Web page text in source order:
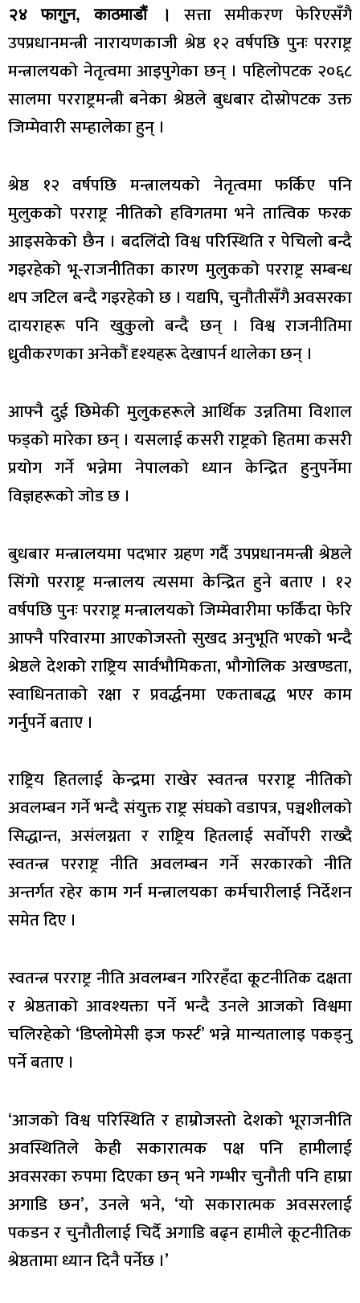
२४ फागुन, काठमाडौं ।
सत्ता समीकरण फेरिएसँगै
उपप्रधानमन्त्री नारायणकाजी श्रेष्ठ १२ वर्षपछि पुनः परराष्ट्र
मन्त्रालयको नेतृत्वमा आइपुगेका छन् । पहिलोपटक २०६८
सालमा परराष्ट्रमन्त्री बनेका श्रेष्ठले बुधबार दोस्रोपटक उक्त
जिम्मेवारी सम्हालेका हुन् ।
श्रेष्ठ १२ वर्षपछि मन्त्रालयको नेतृत्वमा फर्किए पनि
मुलुकको परराष्ट्र नीतिको हविगतमा भने तात्विक फरक
आइसकेको छैन । बदलिंदो विश्व परिस्थिति र पेचिलो बन्दै
गइरहेको भू-राजनीतिका कारण मुलुकको परराष्ट्र सम्बन्ध
थप जटिल बन्दै गइरहेको छ । यद्यपि, चुनौतीसँगै अवसरका
दायराहरू पनि खुकुलो बन्दै छन् । विश्व राजनीतिमा
ध्रुवीकरणका अनेकौं दृश्यहरू देखापर्न थालेका छन् ।
आफ्नै दुई छिमेकी मुलुकहरूले आर्थिक उन्नतिमा विशाल
फड्को मारेका छन् । यसलाई कसरी राष्ट्रको हितमा कसरी
प्रयोग गर्ने भन्नेमा नेपालको ध्यान केन्द्रित हुनुपर्नेमा
विज्ञहरूको जोड छ ।
बुधबार मन्त्रालयमा पदभार ग्रहण गर्दै उपप्रधानमन्त्री श्रेष्ठले
सिंगो परराष्ट्र मन्त्रालय त्यसमा केन्द्रित हुने बताए । १२
वर्षपछि पुनः परराष्ट्र मन्त्रालयको जिम्मेवारीमा फर्किंदा फेरि
आफ्नै परिवारमा आएकोजस्तो सुखद अनुभूति भएको भन्दै
श्रेष्ठले देशको राष्ट्रिय सार्वभौमिकता, भौगोलिक अखण्डता,
स्वाधिनताको रक्षा र प्रवर्द्धनमा एकताबद्ध भएर काम
गर्नुपर्ने बताए ।
राष्ट्रिय हितलाई केन्द्रमा राखेर स्वतन्त्र परराष्ट्र नीतिको
अवलम्बन गर्ने भन्दै संयुक्त राष्ट्र संघको वडापत्र, पञ्चशीलको
सिद्धान्त, असंलग्नता र राष्ट्रिय हितलाई सर्वोपरी राख्दै
स्वतन्त्र परराष्ट्र नीति अवलम्बन गर्ने सरकारको नीति
अन्तर्गत रहेर काम गर्न मन्त्रालयका कर्मचारीलाई निर्देशन
समेत दिए ।
स्वतन्त्र परराष्ट्र नीति अवलम्बन गरिरहँदा कूटनीतिक दक्षता
र श्रेष्ठताको आवश्यक्ता पर्ने भन्दै उनले आजको विश्वमा
चलिरहेको ‘डिप्लोमेसी इज फर्स्ट’ भन्ने मान्यतालाइ पकड्नु
पर्ने बताए ।
‘आजको विश्व परिस्थिति र हाम्रोजस्तो देशको भूराजनीति
अवस्थितिले केही सकारात्मक पक्ष पनि हामीलाई
अवसरका रुपमा दिएका छन् भने गम्भीर चुनौती पनि हाम्रा
अगाडि छन’, उनले भने, ‘यो सकारात्मक अवसरलाई
पकडन र चुनौतीलाई चिर्दै अगाडि बढ्न हामीले कूटनीतिक
श्रेष्ठतामा ध्यान दिनै पर्नेछ ।’